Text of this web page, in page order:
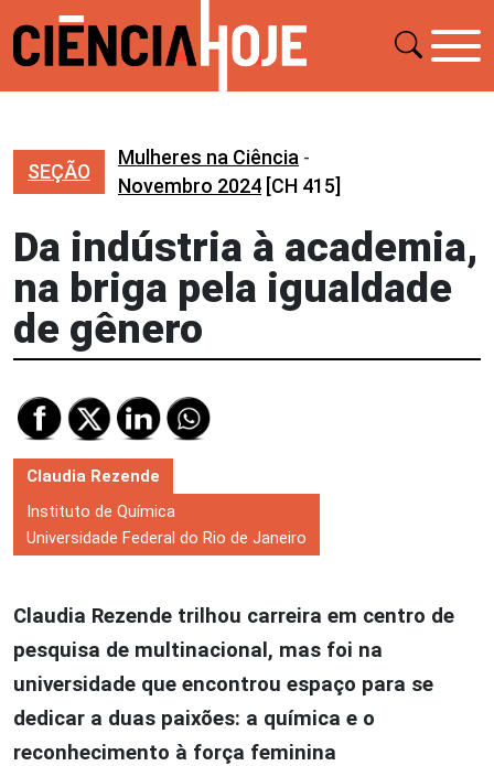
SEÇÃO
Mulheres na Ciência -
Novembro 2024 [CH 415]
Da indústria à academia,
na briga pela igualdade
de gênero
Claudia Rezende
Instituto de Química
Universidade Federal do Rio de Janeiro
Claudia Rezende trilhou carreira em centro de
pesquisa de multinacional, mas foi na
universidade que encontrou espaço para se
dedicar a duas paixões: a química e o
reconhecimento à força feminina